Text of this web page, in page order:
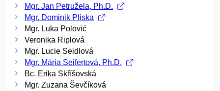
Mgr. Jan Petružela, Ph.D.
Mgr. Dominik Pliska
Mgr. Luka Polović
Veronika Riplová
Mgr. Lucie Seidlová
Mgr. Mária Seifertová, Ph.D.
Bc. Erika Skříšovská
Mgr. Zuzana Ševčíková